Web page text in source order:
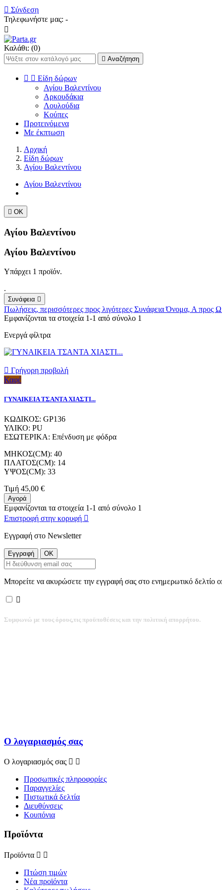
 Σύνδεση
Τηλεφωνήστε μας: -

Καλάθι: (0)
 Αναζήτηση
  Eίδη δώρων
Αγίου Bαλεντίνου
Aρκουδάκια
Λoυλούδια
Kούπες
Προτεινόμενα
Με έκπτωση
Αρχική
Eίδη δώρων
Αγίου Bαλεντίνου
Αγίου Bαλεντίνου
 ΟΚ
Αγίου Bαλεντίνου
Αγίου Bαλεντίνου
Υπάρχει 1 προϊόν.
.
Συνάφεια 
Πωλήσεις, περισσότερες προς λιγότερες ΣυνάφειαΌνομα, Α προς
Εμφανίζονται τα στοιχεία 1-1 από σύνολο 1
Ενεργά φίλτρα
 Γρήγορη προβολή
Καφέ
ΓΥΝΑΙΚΕΙΑ ΤΣΑΝΤΑ ΧΙΑΣΤΙ...
ΚΩΔΙΚΟΣ: GP136
ΥΛΙΚΟ: PU
ΕΣΩΤΕΡΙΚΑ: Επένδυση με φόδρα
ΜΗΚΟΣ(CM): 40
ΠΛΑΤΟΣ(CM): 14
ΥΨΟΣ(CM): 33
Τιμή 45,00 €
Αγορά
Εμφανίζονται τα στοιχεία 1-1 από σύνολο 1
Επιστροφή στην κορυφή 
Εγγραφή στο Newsletter
Μπορείτε να ακυρώσετε την εγγραφή σας στο ενημερωτικό δελτίο

Συμφωνώ με τους όρους,τις προϋποθέσεις και την πολιτική απορρήτου.
Ο λογαριασμός σας
Ο λογαριασμός σας  
Προσωπικές πληροφορίες
Παραγγελίες
Πιστωτικά δελτία
Διευθύνσεις
Κουπόνια
Προϊόντα
Προϊόντα  
Πτώση τιμών
Νέα προϊόντα